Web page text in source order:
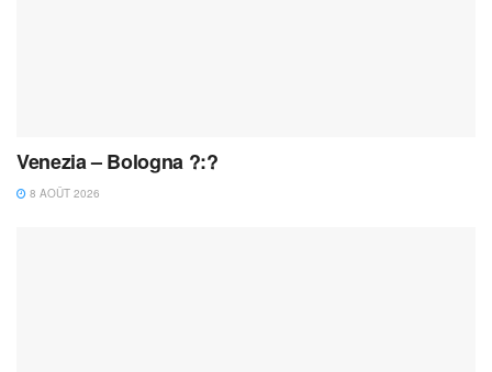
Venezia – Bologna ?:?
8 AOÛT 2026